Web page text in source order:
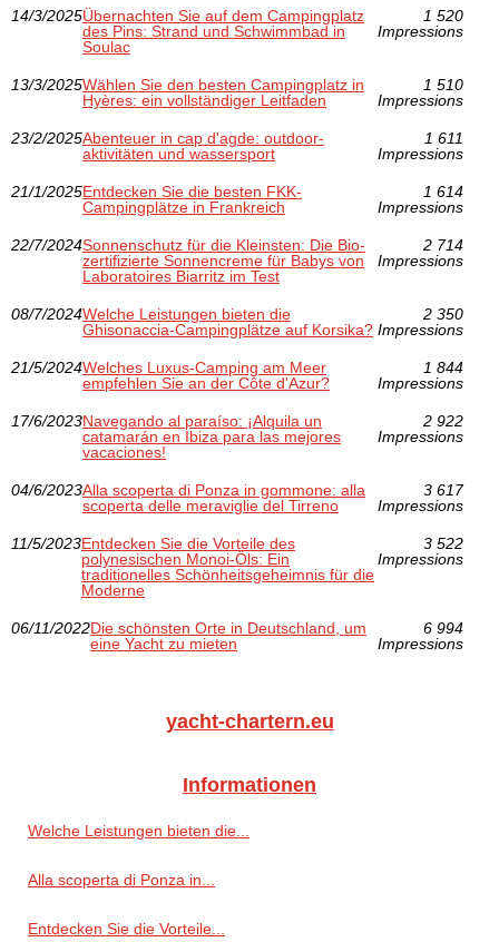
14/3/2025Übernachten Sie auf dem Campingplatz
des Pins: Strand und Schwimmbad in
Soulac
1 520
Impressions
13/3/2025Wählen Sie den besten Campingplatz in
Hyères: ein vollständiger Leitfaden
1 510
Impressions
23/2/2025Abenteuer in cap d'agde: outdoor-
aktivitäten und wassersport
1 611
Impressions
21/1/2025Entdecken Sie die besten FKK-
Campingplätze in Frankreich
1 614
Impressions
22/7/2024Sonnenschutz für die Kleinsten: Die Bio-
zertifizierte Sonnencreme für Babys von
Laboratoires Biarritz im Test
2 714
Impressions
08/7/2024Welche Leistungen bieten die
Ghisonaccia-Campingplätze auf Korsika?
2 350
Impressions
21/5/2024Welches Luxus-Camping am Meer
empfehlen Sie an der Côte d'Azur?
1 844
Impressions
17/6/2023Navegando al paraíso: ¡Alquila un
catamarán en Ibiza para las mejores
vacaciones!
2 922
Impressions
04/6/2023Alla scoperta di Ponza in gommone: alla
scoperta delle meraviglie del Tirreno
3 617
Impressions
11/5/2023Entdecken Sie die Vorteile des
polynesischen Monoi-Öls: Ein
traditionelles Schönheitsgeheimnis für die
Moderne
3 522
Impressions
06/11/2022Die schönsten Orte in Deutschland, um
eine Yacht zu mieten
6 994
Impressions
yacht-chartern.eu
Informationen
Welche Leistungen bieten die...
Alla scoperta di Ponza in...
Entdecken Sie die Vorteile...